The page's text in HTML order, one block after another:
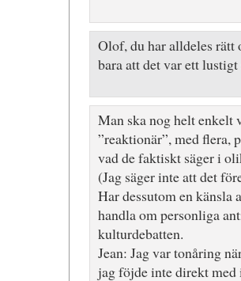
Olof, du har alldeles rätt
bara att det var ett
Man ska nog helt enkelt
”reaktionär”, med flera,
vad de faktiskt säger i
(Jag säger inte att det
Har dessutom en känsla
handla om personliga
kulturdebatten.
Jean: Jag var tonåring
jag föjde inte direkt med